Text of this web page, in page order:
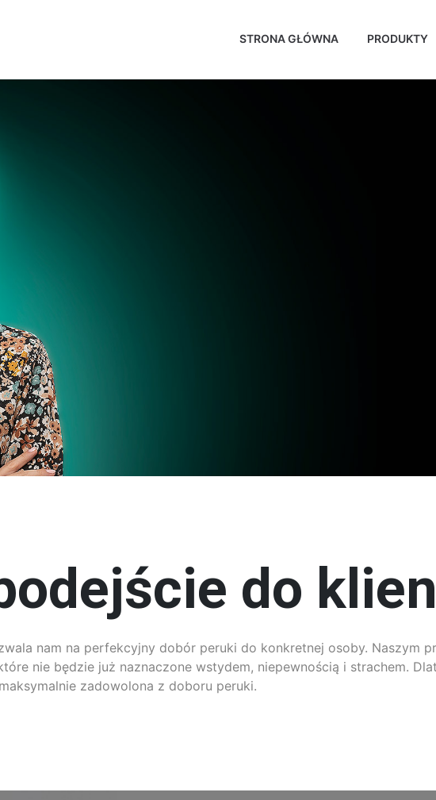
STRONA GŁÓWNA PRODUKTY
do
nam na perfekcyjny dobór peruki do konkretnej osoby. Naszym
nie będzie już naznaczone wstydem, niepewnością i strachem.
zadowolona z doboru peruki.